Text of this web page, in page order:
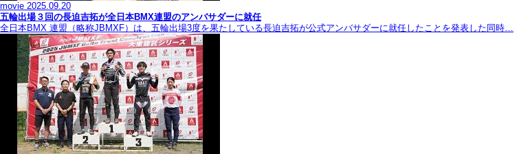
movie 2025.09.20
五輪出場３回の長迫吉拓が全日本BMX連盟のアンバサダーに就任
全日本BMX 連盟（略称JBMXF）は、五輪出場3度を果たしている長迫吉拓が公式アンバサダーに就任したことを発表した同時…